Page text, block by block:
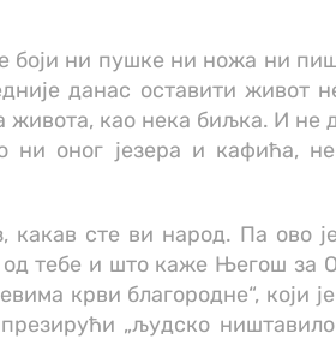
боји ни пушке ни ножа ни
данас оставити живот
живота, као нека биљка. И не
ни оног језера и кафића,
какав сте ви народ. Па ово
од тебе и што каже Његош за
крви благородне“, који
„људско